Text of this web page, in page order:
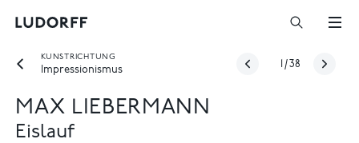
KUNSTRICHTUNG
Impressionismus
/38
MAX LIEBERMANN
Eislauf